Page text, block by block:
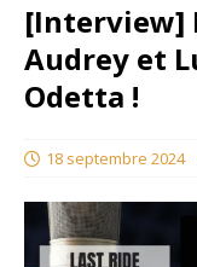
[Interview]
Audrey et
Odetta !
18 septembre 2024